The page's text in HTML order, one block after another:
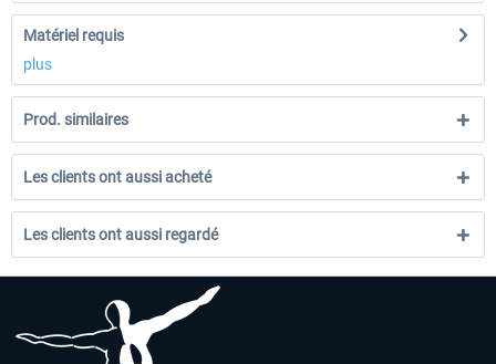
Matériel requis
plus
Prod. similaires
Les clients ont aussi acheté
Les clients ont aussi regardé